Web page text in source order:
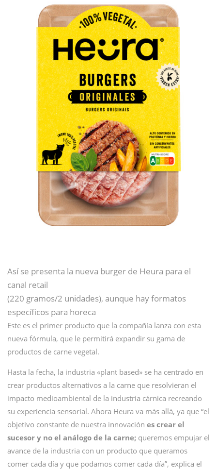
Así se presenta la nueva burger de Heura para el
canal retail
(220 gramos/2 unidades), aunque hay formatos
específicos para horeca
Este es el primer producto que la compañía lanza con esta
nueva fórmula, que le permitirá expandir su gama de
productos de carne vegetal.
Hasta la fecha, la industria «plant based» se ha centrado en
crear productos alternativos a la carne que resolvieran el
impacto medioambiental de la industria cárnica recreando
su experiencia sensorial. Ahora Heura va más allá, ya que “el
objetivo constante de nuestra innovación es crear el
sucesor y no el análogo de la carne; queremos empujar el
avance de la industria con un producto que queramos
comer cada día y que podamos comer cada día”, explica el